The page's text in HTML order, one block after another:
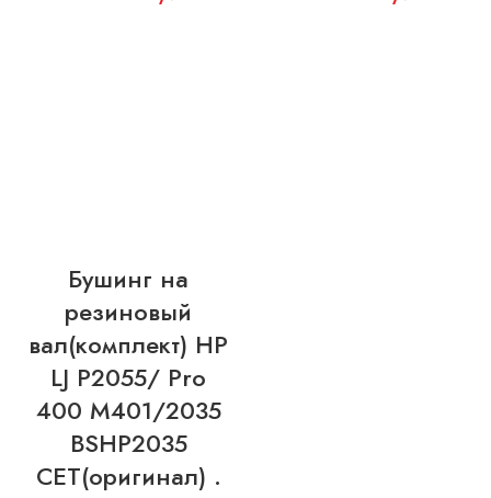
Бушинг на
резиновый
вал(комплект) HP
LJ P2055/ Pro
400 M401/2035
BSHP2035
CET(оригинал) .